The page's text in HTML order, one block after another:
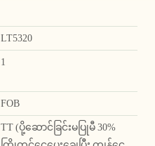
LT5320
1
FOB
TT (ပို့ဆောင်ခြင်းမပြုမီ 30%